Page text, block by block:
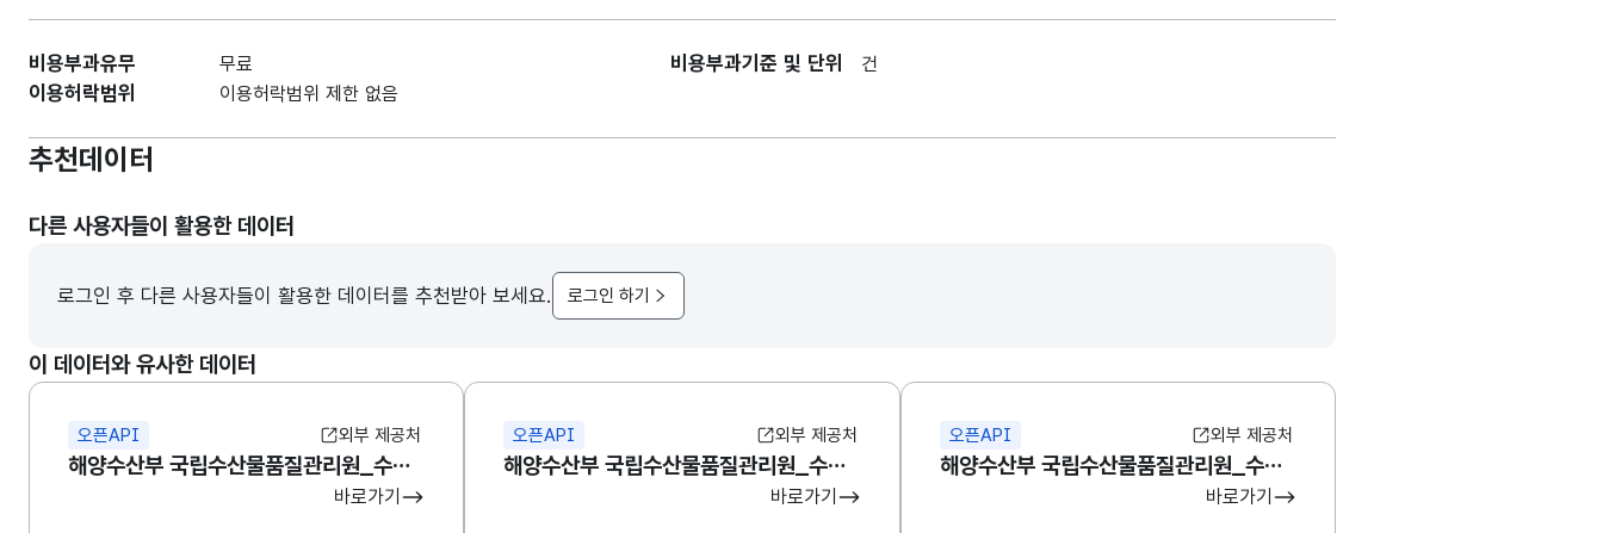
비용부과유무 무료 비용부과기준 및 단위 건
이용허락범위 이용허락범위 제한 없음
추천데이터
다른 사용자들이 활용한 데이터
로그인 후 다른 사용자들이 활용한 데이터를 추천받아 보세요. 로그인 하기
이 데이터와 유사한 데이터
오픈API 외부 제공처
해양수산부 국립수산물품질관리원_수산물 방사능 조사현황
바로가기
오픈API 외부 제공처
해양수산부 국립수산물품질관리원_수산물수출검사통계
바로가기
오픈API 외부 제공처
해양수산부 국립수산물품질관리원_수산물 방사능 생산 지역별 안전 현황
바로가기